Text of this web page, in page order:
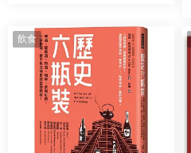
飲食